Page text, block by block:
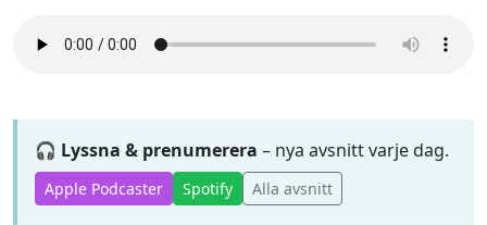
🎧 Lyssna & prenumerera – nya avsnitt varje dag.
Apple Podcaster Spotify Alla avsnitt